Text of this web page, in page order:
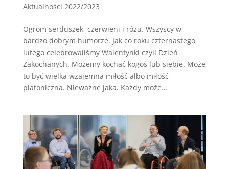
Aktualności 2022/2023
Ogrom serduszek, czerwieni i różu. Wszyscy w
bardzo dobrym humorze. Jak co roku czternastego
lutego celebrowaliśmy Walentynki czyli Dzień
Zakochanych. Możemy kochać kogoś lub siebie. Może
to być wielka wzajemna miłość albo miłość
platoniczna. Nieważne jaka. Każdy może...